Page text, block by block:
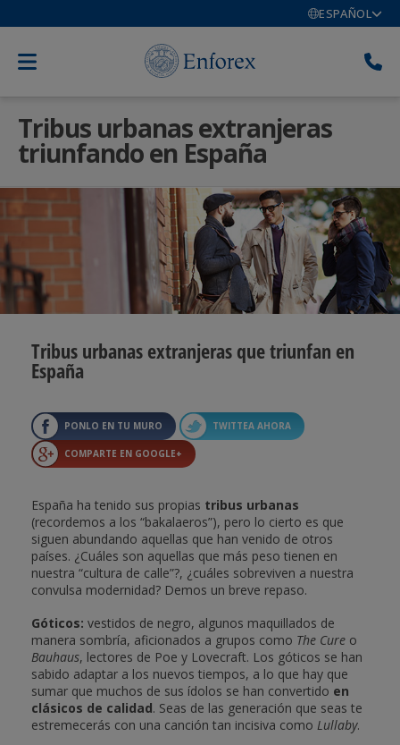
ESPAÑOL
Tribus urbanas extranjeras
triunfando en España
Tribus urbanas extranjeras que triunfan en
España
PONLO EN TU MURO TWITTEA AHORA
COMPARTE EN GOOGLE+
España ha tenido sus propias tribus urbanas
(recordemos a los “bakalaeros”), pero lo cierto es que
siguen abundando aquellas que han venido de otros
países. ¿Cuáles son aquellas que más peso tienen en
nuestra “cultura de calle”?, ¿cuáles sobreviven a nuestra
convulsa modernidad? Demos un breve repaso.
Góticos: vestidos de negro, algunos maquillados de
manera sombría, aficionados a grupos como The Cureo
Bauhaus, lectores de Poe y Lovecraft. Los góticos se han
sabido adaptar a los nuevos tiempos, a lo que hay que
sumar que muchos de sus ídolos se han convertido en
clásicos de calidad. Seas de las generación que seas te
estremecerás con una canción tan incisiva como Lullaby.